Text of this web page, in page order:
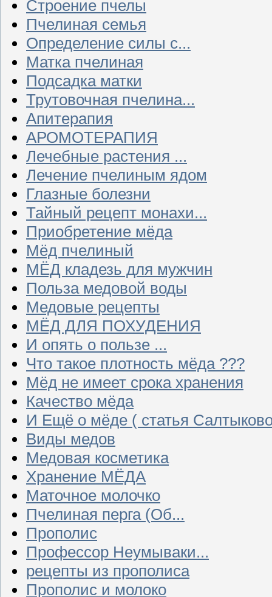
Строение пчелы
Пчелиная семья
Определение силы с...
Матка пчелиная
Подсадка матки
Трутовочная пчелина...
Апитерапия
АРОМОТЕРАПИЯ
Лечебные растения ...
Лечение пчелиным ядом
Глазные болезни
Тайный рецепт монахи...
Приобретение мёда
Мёд пчелиный
МЁД кладезь для мужчин
Польза медовой воды
Медовые рецепты
МЁД ДЛЯ ПОХУДЕНИЯ
И опять о пользе ...
Что такое плотность мёда ???
Мёд не имеет срока хранения
Качество мёда
И Ещё о мёде ( статья
Виды медов
Медовая косметика
Хранение МЁДА
Маточное молочко
Пчелиная перга (Об...
Прополис
Профессор Неумываки...
рецепты из прополиса
Прополис и молоко